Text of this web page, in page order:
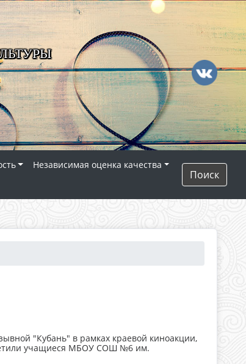
Независимая оценка качества
Поиск
"Кубань" в рамках краевой киноакции,
учащиеся МБОУ СОШ №6 им.